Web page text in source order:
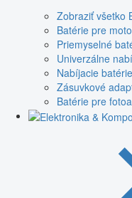
Zobraziť všetko
Batérie pre
Priemyselné
Univerzálne
Nabíjacie
Zásuvkové
Batérie pre